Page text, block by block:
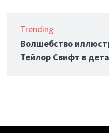
Trending
Волшебство
Тейлор Свифт в